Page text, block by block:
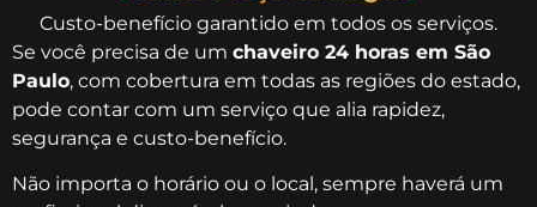
Custo-benefício garantido em todos os serviços.
Se você precisa de um chaveiro 24 horas em São
Paulo, com cobertura em todas as regiões do estado,
pode contar com um serviço que alia rapidez,
segurança e custo-benefício.
Não importa o horário ou o local, sempre haverá um